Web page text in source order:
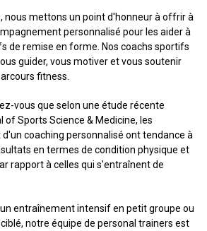
nous mettons un point d'honneur à offrir à
personnalisé pour les aider à
de remise en forme. Nos coachs sportifs
guider, vous motiver et vous soutenir
fitness.
vous que selon une étude récente
of Sports Science & Medicine, les
coaching personnalisé ont tendance à
en termes de condition physique et
rapport à celles qui s'entraînent de
entraînement intensif en petit groupe ou
notre équipe de personal trainers est